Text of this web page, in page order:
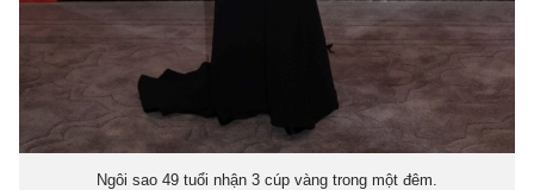
Ngôi sao 49 tuổi nhận 3 cúp vàng trong một đêm.